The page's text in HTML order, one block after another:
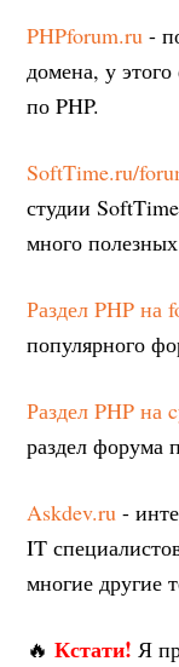
PHPforum.ru -
домена, у
по PHP.
SoftTime.ru/
студии
много
Раздел PHP на
популярного
Раздел PHP на
раздел форума
Askdev.ru -
IT
многие другие
🔥Кстати! Я